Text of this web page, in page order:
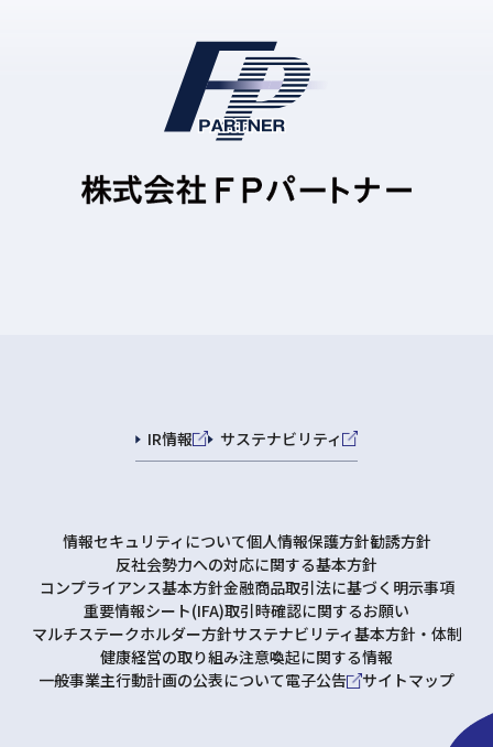
IR情報 サステナビリティ
情報セキュリティについて個人情報保護方針勧誘方針
反社会勢力への対応に関する基本方針
コンプライアンス基本方針金融商品取引法に基づく明示事項
重要情報シート(IFA)取引時確認に関するお願い
マルチステークホルダー方針サステナビリティ基本方針・体制
健康経営の取り組み注意喚起に関する情報
一般事業主行動計画の公表について電子公告 サイトマップ